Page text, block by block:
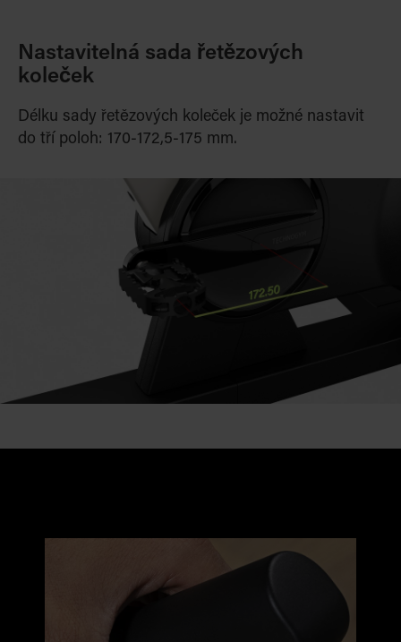
Nastavitelná sada řetězových
koleček
Délku sady řetězových koleček je možné nastavit
do tří poloh: 170-172,5-175 mm.